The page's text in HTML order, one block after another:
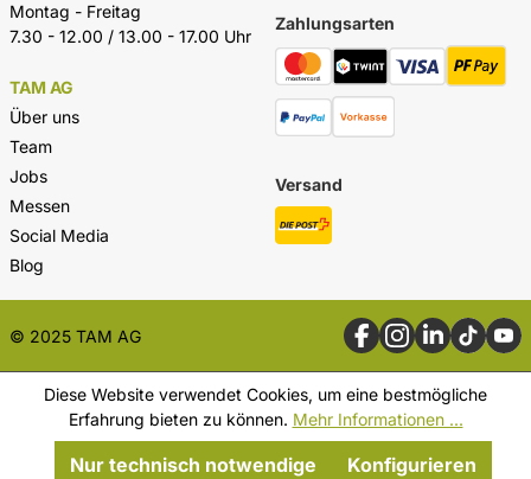
Montag - Freitag
7.30 - 12.00 / 13.00 - 17.00 Uhr
TAM AG
Über uns
Team
Jobs
Messen
Social Media
Blog
Zahlungsarten
Versand
© 2025 TAM AG
Diese Website verwendet Cookies, um eine bestmögliche
Erfahrung bieten zu können. Mehr Informationen ...
Nur technisch notwendige Konfigurieren